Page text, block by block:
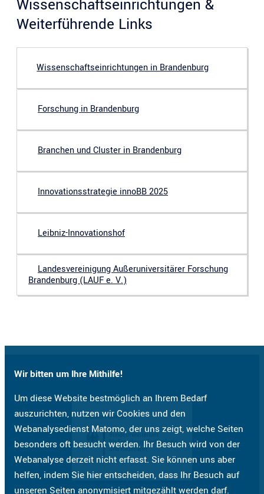
Wir bitten um Ihre Mithilfe!
Um diese Website bestmöglich an Ihrem Bedarf
auszurichten, nutzen wir Cookies und den
Webanalysedienst Matomo, der uns zeigt, welche Seiten
besonders oft besucht werden. Ihr Besuch wird von der
Webanalyse derzeit nicht erfasst. Sie können uns aber
helfen, indem Sie hier entscheiden, dass Ihr Besuch auf
unseren Seiten anonymisiert mitgezählt werden darf.
Wissenschaftseinrichtungen &
Weiterführende Links
Wissenschaftseinrichtungen in Brandenburg
Forschung in Brandenburg
Branchen und Cluster in Brandenburg
Innovationsstrategie innoBB 2025
Leibniz-Innovationshof
Landesvereinigung Außeruniversitärer Forschung
Brandenburg (LAUF e. V.)